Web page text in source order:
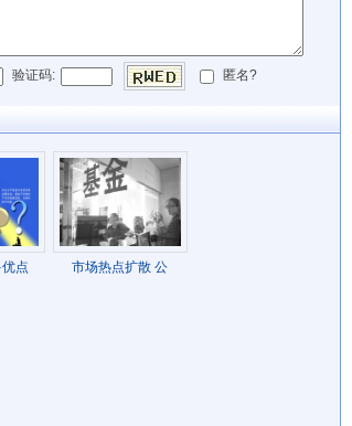
验证码: 匿名?
点 市场热点扩散 公